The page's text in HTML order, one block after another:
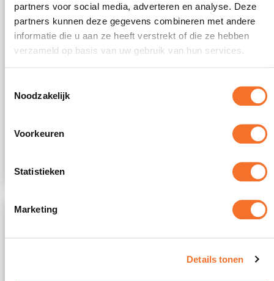
partners voor social media, adverteren en analyse. Deze
partners kunnen deze gegevens combineren met andere
informatie die u aan ze heeft verstrekt of die ze hebben
verzameld op basis van uw gebruik van hun services.
Noodzakelijk
Voorkeuren
Statistieken
Marketing
Details tonen
Hoofdkantoor
471541
info@fatum-suriname.com